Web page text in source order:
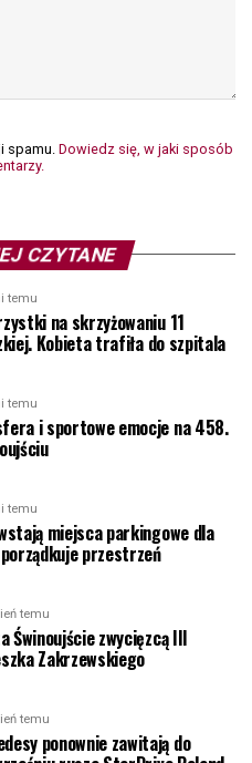
spamu. Dowiedz się, w jaki sposób
CZYTANE
temu
na skrzyżowaniu 11
Kobieta trafiła do szpitala
temu
i sportowe emocje na 458.
temu
miejsca parkingowe dla
przestrzeń
temu
Świnoujście zwycięzcą III
Zakrzewskiego
temu
ponownie zawitają do